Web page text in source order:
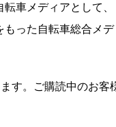
車メディアとして、
もった自転車総合メデ
す。ご購読中のお客